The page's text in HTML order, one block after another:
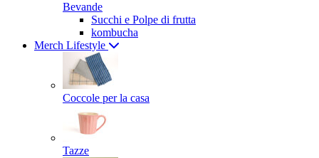
Bevande
Succhi e Polpe di frutta
kombucha
Merch Lifestyle
Coccole per la casa
Tazze